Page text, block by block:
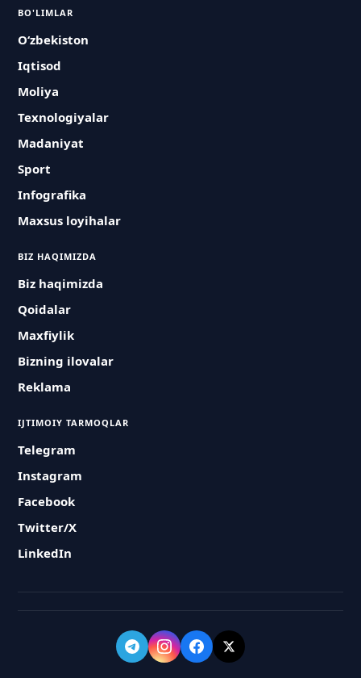
BO'LIMLAR
O‘zbekiston
Iqtisod
Moliya
Texnologiyalar
Madaniyat
Sport
Infografika
Maxsus loyihalar
BIZ HAQIMIZDA
Biz haqimizda
Qoidalar
Maxfiylik
Bizning ilovalar
Reklama
IJTIMOIY TARMOQLAR
Telegram
Instagram
Facebook
Twitter/X
LinkedIn